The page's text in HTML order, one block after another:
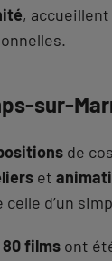
, accueillent
sur-
de
et
celle d’un
80 films ont